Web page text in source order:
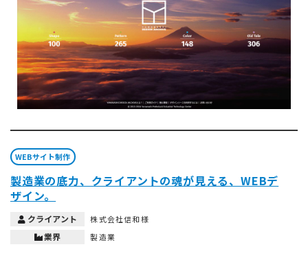
WEBサイト制作
製造業の底力、クライアントの魂が見える、WEBデ
ザイン。
クライアント 株式会社信和様
業界 製造業